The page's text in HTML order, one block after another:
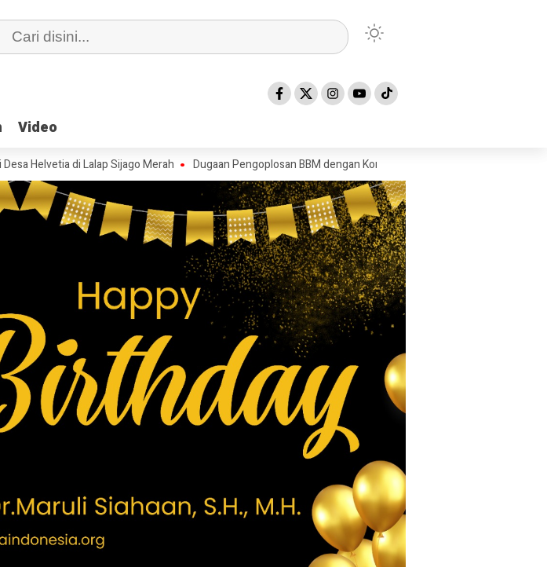
Video
Video
di Lalap Sijago Merah Dugaan Pengoplosan BBM dengan Konden, AR Disebut Pemasok Minyak Konden di